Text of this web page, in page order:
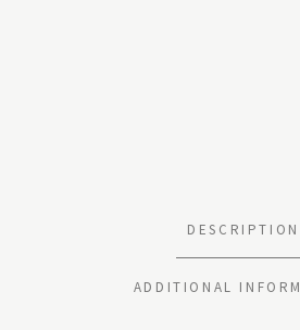
DESCRIPTION
ADDITIONAL